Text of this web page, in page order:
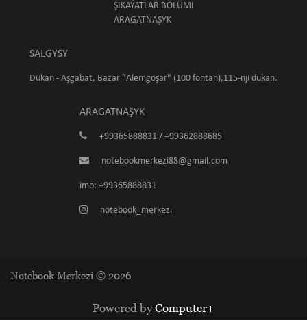
ŞIKAÝATLAR BÖLÜMI
ARAGATNAŞYK
SALGYSY
Dükan - Aşgabat, Bazar "Alemgoşar" (100 fontan),115-nji dükan.
ARAGATNAŞYK
+99365888831 / +99362888685
notebookmerkezi88@gmail.com
imo: +99365888831
notebook_merkezi
Notebook Merkezi © 2026
Powered byComputer+